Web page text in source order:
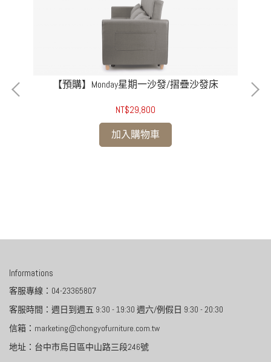
【預購】Monday星期一沙發/摺疊沙發床
NT$29,800
加入購物車
Informations
客服專線：04-23365807
客服時間：週日到週五 9:30 - 19:30 週六/例假日 9:30 - 20:30
信箱：marketing@chongyofurniture.com.tw
地址：台中市烏日區中山路三段246號